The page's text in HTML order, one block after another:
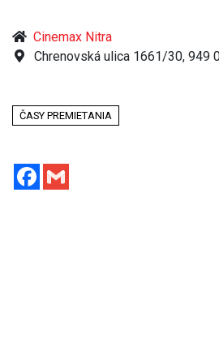
Cinemax Nitra
Chrenovská ulica 1661/30, 949
ČASY PREMIETANIA
Facebook